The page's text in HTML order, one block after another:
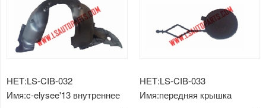
НЕТ:LS-CIB-032
Имя:c-elysee'13 внутреннее
НЕТ:LS-CIB-033
Имя:передняя крышка